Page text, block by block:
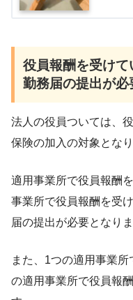
役員報酬を受け
勤務届の提出が
法人の役員ついては、
保険の加入の対象となり
適用事業所で役員報酬
事業所で役員報酬を受
届の提出が必要となりま
また、1つの適用事業
の適用事業所で役員報